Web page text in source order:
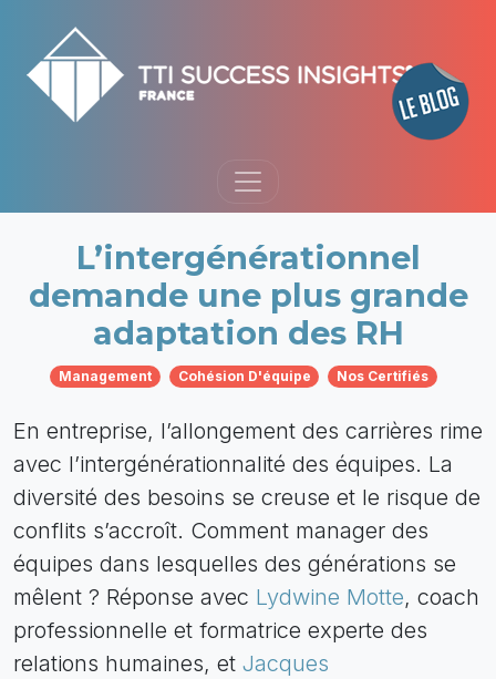
L’intergénérationnel
demande une plus grande
adaptation des RH
Management Cohésion D'équipe Nos Certifiés
En entreprise, l’allongement des carrières rime
avec l’intergénérationnalité des équipes. La
diversité des besoins se creuse et le risque de
conflits s’accroît. Comment manager des
équipes dans lesquelles des générations se
mêlent ? Réponse avec Lydwine Motte, coach
professionnelle et formatrice experte des
relations humaines, et Jacques